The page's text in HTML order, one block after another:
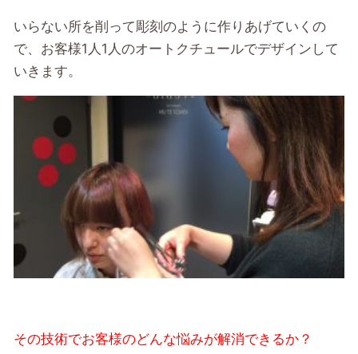
いらない所を削って彫刻のように作りあげていくの
で、お客様1人1人のオートクチュールでデザインして
いきます。
その技術でお客様のどんな悩みが解消できるか？